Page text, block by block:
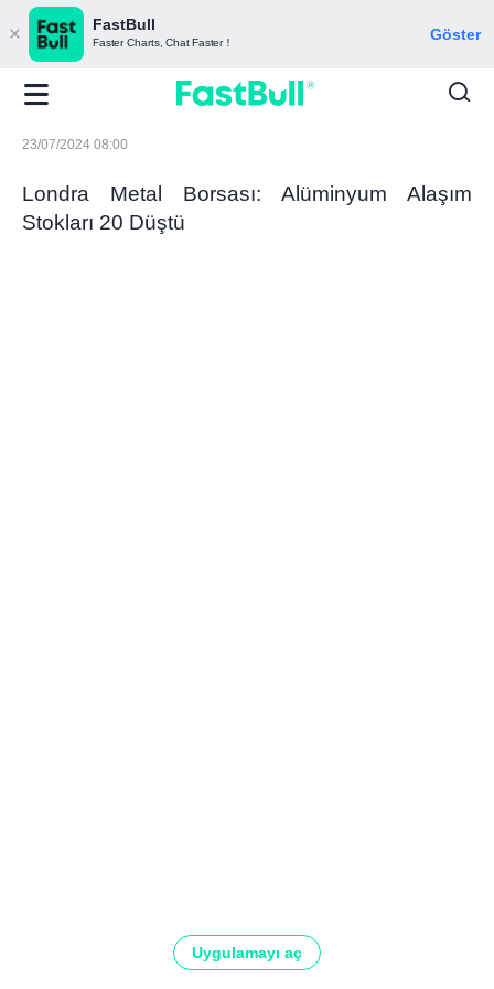
FastBull
Faster Charts, Chat Faster！ Göster
23/07/2024 08:00
Londra Metal Borsası: Alüminyum Alaşım
Stokları 20 Düştü
Uygulamayı aç